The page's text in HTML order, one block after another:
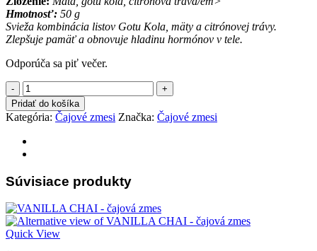
Hmotnosť: 50 g
Svieža kombinácia listov Gotu Kola, mäty a citrónovej trávy.
Zlepšuje pamäť a obnovuje hladinu hormónov v tele.
Odporúča sa piť večer.
množstvo
VITALITY
-
čajová
zmes
Pridať do košíka
Kategória: Čajové zmesi Značka: Čajové zmesi
Súvisiace produkty
Quick View